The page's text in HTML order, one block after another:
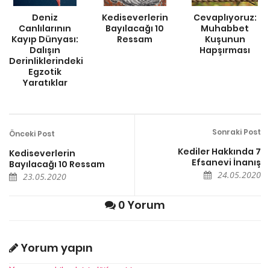
Deniz
Canlılarının
Kayıp Dünyası:
Dalışın
Derinliklerindeki
Egzotik
Yaratıklar
Kediseverlerin
Bayılacağı 10
Ressam
Cevaplıyoruz:
Muhabbet
Kuşunun
Hapşırması
Önceki Post
Kediseverlerin
Bayılacağı 10 Ressam
23.05.2020
Sonraki Post
Kediler Hakkında 7
Efsanevi İnanış
24.05.2020
0 Yorum
Yorum yapın